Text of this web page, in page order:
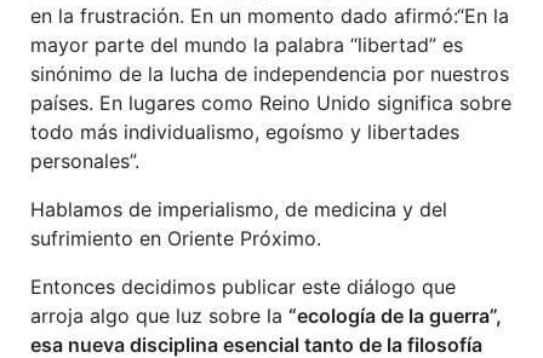
en la frustración. En un momento dado afirmó:“En la
mayor parte del mundo la palabra “libertad” es
sinónimo de la lucha de independencia por nuestros
países. En lugares como Reino Unido significa sobre
todo más individualismo, egoísmo y libertades
personales”.
Hablamos de imperialismo, de medicina y del
sufrimiento en Oriente Próximo.
Entonces decidimos publicar este diálogo que
arroja algo que luz sobre la “ecología de la guerra”,
esa nueva disciplina esencial tanto de la filosofía